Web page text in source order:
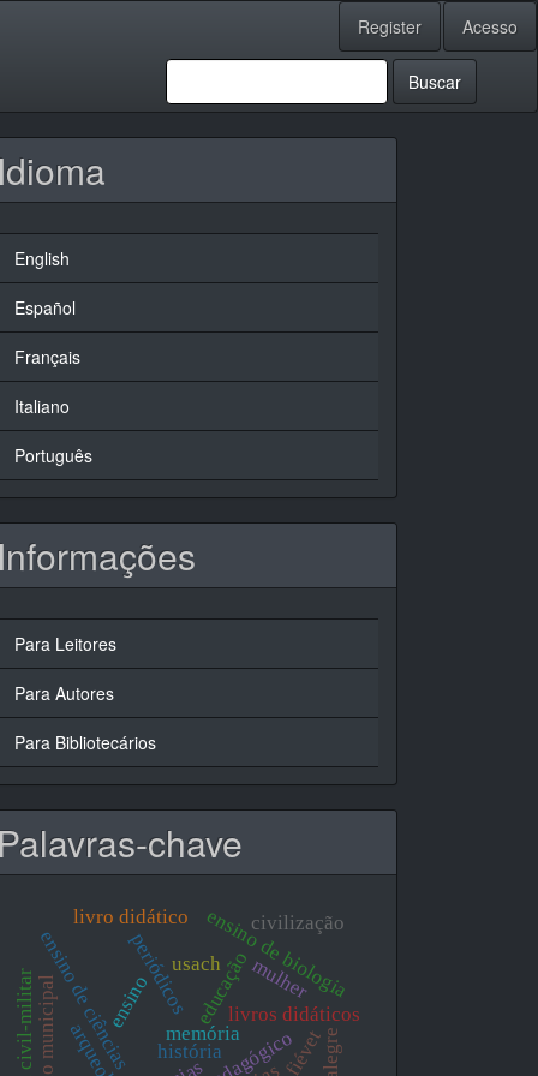
Register Acesso
Buscar
Idioma
English
Español
Français
Italiano
Português
Informações
Para Leitores
Para Autores
Para Bibliotecários
Palavras-chave
história
educação
ensino
periódicos
memória
ensino de ciências ensino de biologia
livros didáticos
livro didático
mulher
usach
civilização